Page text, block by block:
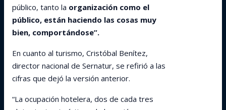
público, tanto la organización como el
público, están haciendo las cosas muy
bien, comportándose”.
En cuanto al turismo, Cristóbal Benítez,
director nacional de Sernatur, se refirió a las
cifras que dejó la versión anterior.
“La ocupación hotelera, dos de cada tres